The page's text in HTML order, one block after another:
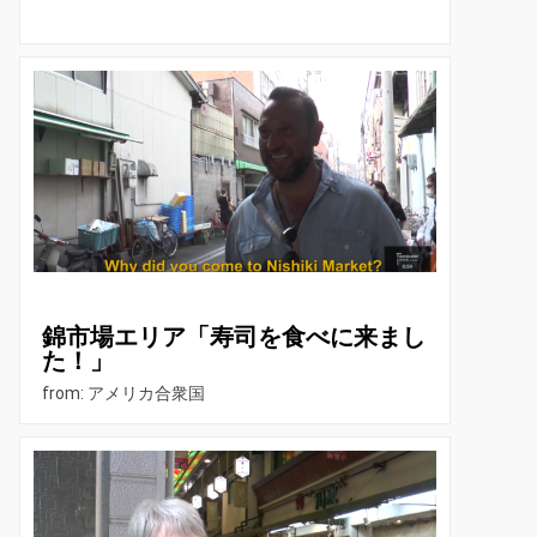
錦市場エリア「寿司を食べに来まし
た！」
from: アメリカ合衆国